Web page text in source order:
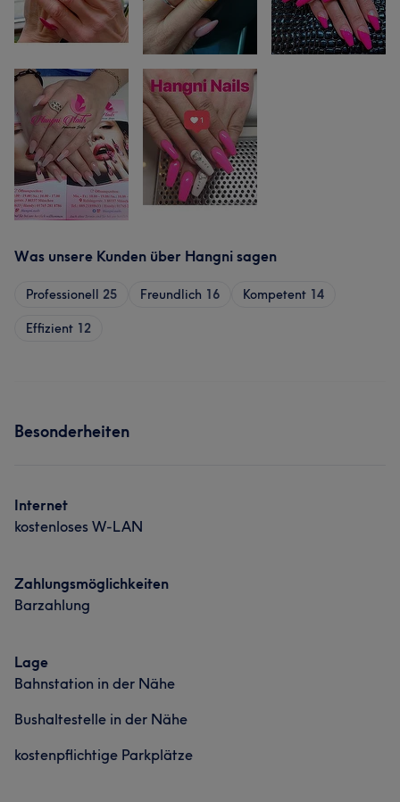
Was unsere Kunden über Hangni sagen
Professionell 25 Freundlich 16 Kompetent 14
Effizient 12
Besonderheiten
Internet
kostenloses W-LAN
Zahlungsmöglichkeiten
Barzahlung
Lage
Bahnstation in der Nähe
Bushaltestelle in der Nähe
kostenpflichtige Parkplätze